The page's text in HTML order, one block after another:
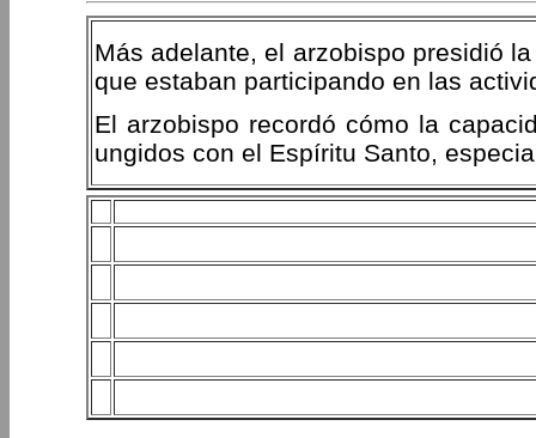
Más adelante, el arzobispo presidió
que estaban participando en las
El arzobispo recordó cómo la
ungidos con el Espíritu Santo,